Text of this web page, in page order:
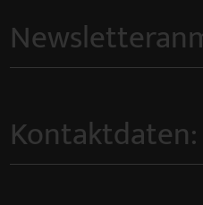
Kontaktdaten: